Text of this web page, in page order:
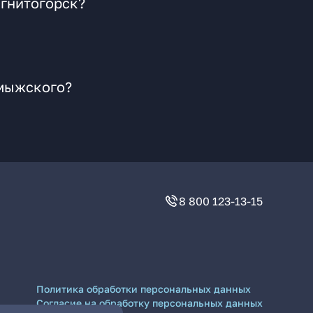
8 800 123-13-15
Политика обработки персональных данных
Согласие на обработку персональных данных